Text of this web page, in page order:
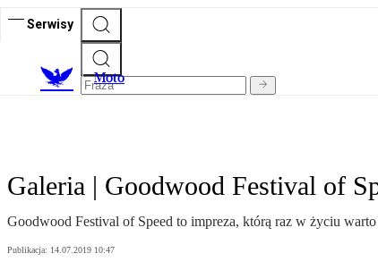
Serwisy
Moto
Galeria | Goodwood Festival of
Goodwood Festival of Speed to impreza, którą raz w życiu
Publikacja: 14.07.2019 10:47